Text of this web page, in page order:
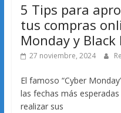
5 Tips para
tus compras
Monday y Black
27 noviembre, 2024
El famoso “Cyber
las fechas más
realizar sus